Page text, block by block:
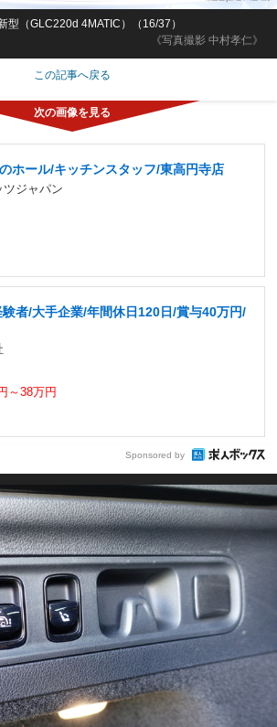
《写真撮影 中村孝仁》
型（GLC220d 4MATIC）（16/37）
この記事へ戻る
ホール/キッチンスタッフ/東高円寺店
ジャパン
者/大手企業/年間休日120日/賞与40万円/
～38万円
Sponsored by